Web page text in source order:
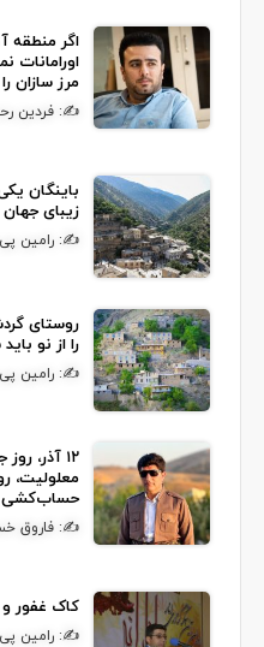
اگر منطقه
اورامانات
مرز سازان
✍: فردین
باینگان
زیبای جهان
✍: رامین
روستای
را از نو
✍: رامین
۱۲ آذر،
معلولیت،
✍: فاروق
کاک غفور و
✍: رامین